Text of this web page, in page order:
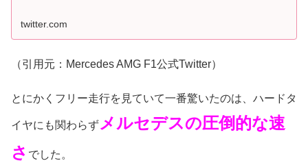
twitter.com
（引用元：Mercedes AMG F1公式Twitter）
とにかくフリー走行を見ていて一番驚いたのは、ハードタ
イヤにも関わらずメルセデスの圧倒的な速
さ でした。